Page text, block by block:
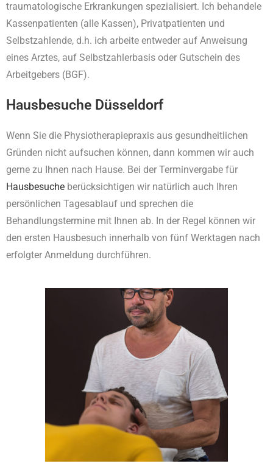
traumatologische Erkrankungen spezialisiert. Ich behandele
Kassenpatienten (alle Kassen), Privatpatienten und
Selbstzahlende, d.h. ich arbeite entweder auf Anweisung
eines Arztes, auf Selbstzahlerbasis oder Gutschein des
Arbeitgebers (BGF).
Hausbesuche Düsseldorf
Wenn Sie die Physiotherapiepraxis aus gesundheitlichen
Gründen nicht aufsuchen können, dann kommen wir auch
gerne zu Ihnen nach Hause. Bei der Terminvergabe für
Hausbesuche berücksichtigen wir natürlich auch Ihren
persönlichen Tagesablauf und sprechen die
Behandlungstermine mit Ihnen ab. In der Regel können wir
den ersten Hausbesuch innerhalb von fünf Werktagen nach
erfolgter Anmeldung durchführen.